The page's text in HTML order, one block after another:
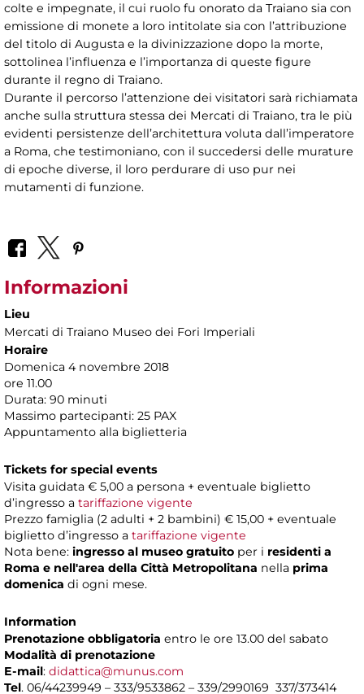
colte e impegnate, il cui ruolo fu onorato da Traiano sia con
emissione di monete a loro intitolate sia con l’attribuzione
del titolo di Augusta e la divinizzazione dopo la morte,
sottolinea l’influenza e l’importanza di queste figure
durante il regno di Traiano.
Durante il percorso l’attenzione dei visitatori sarà richiamata
anche sulla struttura stessa dei Mercati di Traiano, tra le più
evidenti persistenze dell’architettura voluta dall’imperatore
a Roma, che testimoniano, con il succedersi delle murature
di epoche diverse, il loro perdurare di uso pur nei
mutamenti di funzione.
Informazioni
Lieu
Mercati di Traiano Museo dei Fori Imperiali
Horaire
Domenica 4 novembre 2018
ore 11.00
Durata: 90 minuti
Massimo partecipanti: 25 PAX
Appuntamento alla biglietteria
Tickets for special events
Visita guidata € 5,00 a persona + eventuale biglietto
d’ingresso a tariffazione vigente
Prezzo famiglia (2 adulti + 2 bambini) € 15,00 + eventuale
biglietto d’ingresso a tariffazione vigente
Nota bene: ingresso al museo gratuito per i residenti a
Roma e nell'area della Città Metropolitana nella prima
domenica di ogni mese.
Information
Prenotazione obbligatoria entro le ore 13.00 del sabato
Modalità di prenotazione
E-mail: didattica@munus.com
Tel. 06/44239949 – 333/9533862 – 339/2990169 337/373414